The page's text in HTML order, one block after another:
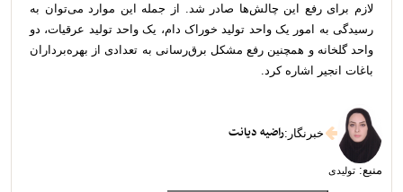
لازم برای رفع این چالش‌ها صادر شد. از جمله این موارد می‌توان به
رسیدگی به امور یک واحد تولید خوراک دام، یک واحد تولید عرقیات، دو
واحد گلخانه و همچنین رفع مشکل برق‌رسانی به تعدادی از بهره‌برداران
باغات انجیر اشاره کرد.
خبرنگار :راضیه دیانت
منبع: تولیدی